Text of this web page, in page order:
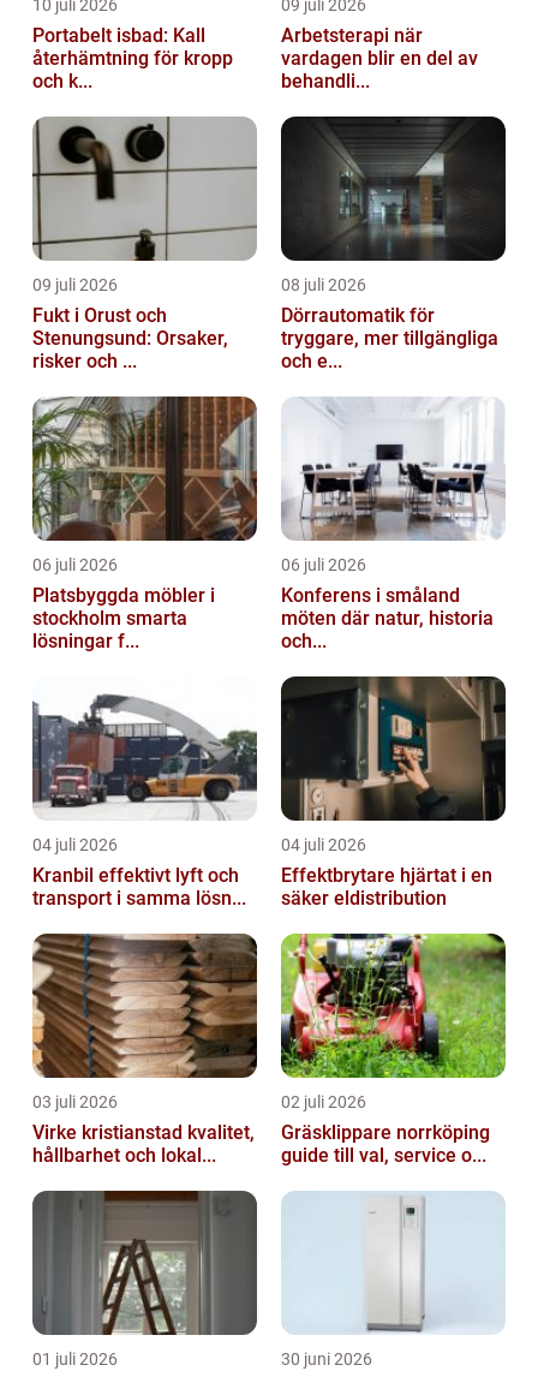
10 juli 2026
Portabelt isbad: Kall
återhämtning för kropp
och k...
09 juli 2026
Arbetsterapi när
vardagen blir en del av
behandli...
09 juli 2026
Fukt i Orust och
Stenungsund: Orsaker,
risker och ...
08 juli 2026
Dörrautomatik för
tryggare, mer tillgängliga
och e...
06 juli 2026
Platsbyggda möbler i
stockholm smarta
lösningar f...
06 juli 2026
Konferens i småland
möten där natur, historia
och...
04 juli 2026
Kranbil effektivt lyft och
transport i samma lösn...
04 juli 2026
Effektbrytare hjärtat i en
säker eldistribution
03 juli 2026
Virke kristianstad kvalitet,
hållbarhet och lokal...
02 juli 2026
Gräsklippare norrköping
guide till val, service o...
01 juli 2026 30 juni 2026